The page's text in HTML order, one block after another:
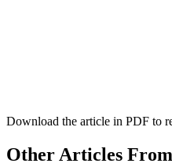
Download the article in PDF to
Other Articles